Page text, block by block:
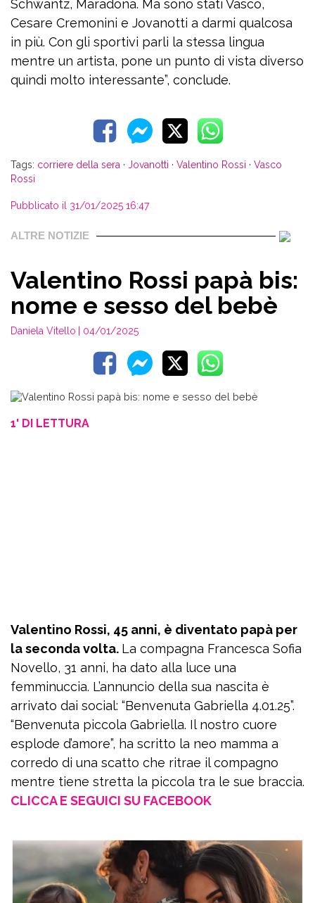
Schwantz, Maradona. Ma sono stati Vasco,
Cesare Cremonini e Jovanotti a darmi qualcosa
in più. Con gli sportivi parli la stessa lingua
mentre un artista, pone un punto di vista diverso
quindi molto interessante”, conclude.
Tags: corriere della sera · Jovanotti · Valentino Rossi · Vasco
Rossi
Pubblicato il 31/01/2025 16:47
ALTRE NOTIZIE
Valentino Rossi papà bis:
nome e sesso del bebè
Daniela Vitello | 04/01/2025
1' DI LETTURA
Valentino Rossi, 45 anni, è diventato papà per
la seconda volta. La compagna Francesca Sofia
Novello, 31 anni, ha dato alla luce una
femminuccia. L’annuncio della sua nascita è
arrivato dai social: “Benvenuta Gabriella 4.01.25”.
“Benvenuta piccola Gabriella. Il nostro cuore
esplode d’amore”, ha scritto la neo mamma a
corredo di una scatto che ritrae il compagno
mentre tiene stretta la piccola tra le sue braccia.
CLICCA E SEGUICI SU FACEBOOK